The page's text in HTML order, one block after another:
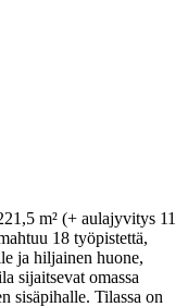
m² (+ aulajyvitys 11
18 työpistettä,
ja hiljainen huone,
sijaitsevat omassa
sisäpihalle. Tilassa on